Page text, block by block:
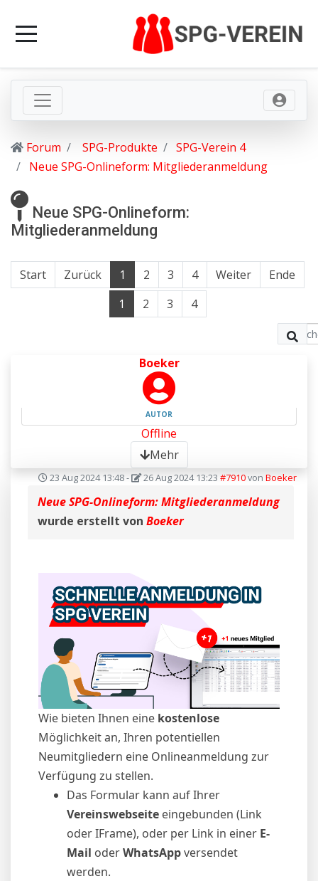
Forum SPG-Produkte
SPG-Verein 4
Neue SPG-Onlineform: Mitgliederanmeldung
Neue SPG-Onlineform:
Mitgliederanmeldung
Start Zurück 1 2 3 4 Weiter
Ende
1
2 3 4
Boeker
AUTOR
Offline
Mehr
23 Aug 2024 13:48- 26 Aug 2024 13:23 #7910von Boeker
Neue SPG-Onlineform: Mitgliederanmeldung
wurde erstellt von Boeker
Wie bieten Ihnen eine kostenlose
Möglichkeit an, Ihren potentiellen
Neumitgliedern eine Onlineanmeldung zur
Verfügung zu stellen.
Das Formular kann auf Ihrer
Vereinswebseite eingebunden (Link
oder IFrame), oder per Link in einer E-
Mail oderWhatsAppversendet
werden.